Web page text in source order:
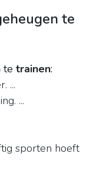
te
te trainen:
...
...
sporten hoeft